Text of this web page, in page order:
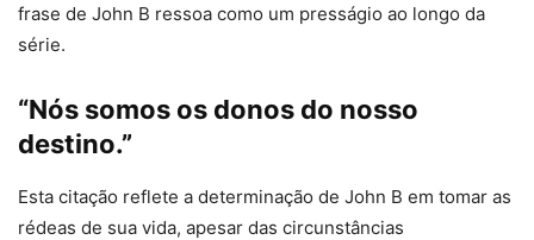
frase de John B ressoa como um presságio ao longo da
série.
“Nós somos os donos do nosso
destino.”
Esta citação reflete a determinação de John B em tomar as
rédeas de sua vida, apesar das circunstâncias